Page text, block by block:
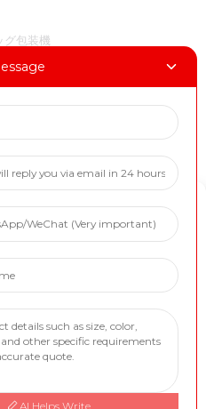
グ包装機
1688号
AI Helps Write
Consent
Cookie files help us to
simplify navigation, keep
efforts. By clicking
cookies on your device for these
cookie preferences. For more